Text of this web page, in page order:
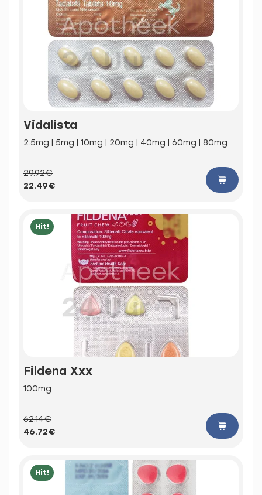
Vidalista
2.5mg | 5mg | 10mg | 20mg | 40mg | 60mg | 80mg
29.92€
22.49€
Hit!
Fildena Xxx
100mg
62.14€
46.72€
Hit!